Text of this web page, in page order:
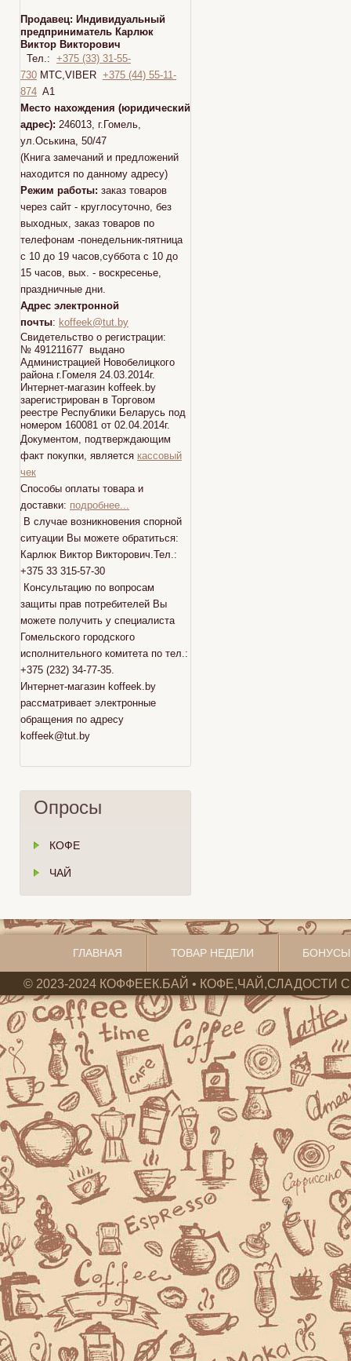
Продавец: Индивидуальный
предприниматель Карлюк
Виктор Викторович
Тел.: +375 (33) 31-55-
730 МТС,VIBER +375 (44) 55-11-
874 A1
Место нахождения (юридический
адрес): 246013, г.Гомель,
ул.Оськина, 50/47
(Книга замечаний и предложений
находится по данному адресу)
Режим работы: заказ товаров
через сайт - круглосуточно, без
выходных, заказ товаров по
телефонам -понедельник-пятница
с 10 до 19 часов,суббота с 10 до
15 часов, вых. - воскресенье,
праздничные дни.
Адрес электронной
почты: koffeek@tut.by
Свидетельство о регистрации:
№ 491211677 выдано
Администрацией Новобелицкого
района г.Гомеля 24.03.2014г.
Интернет-магазин koffeek.by
зарегистрирован в Торговом
реестре Республики Беларусь под
номером 160081 от 02.04.2014г.
Документом, подтверждающим
факт покупки, является кассовый
чек
Способы оплаты товара и
доставки: подробнее...
В случае возникновения спорной
ситуации Вы можете обратиться:
Карлюк Виктор Викторович.Тел.:
+375 33 315-57-30
Консультацию по вопросам
защиты прав потребителей Вы
можете получить у специалиста
Гомельского городского
исполнительного комитета по тел.:
+375 (232) 34-77-35.
Интернет-магазин koffeek.by
рассматривает электронные
обращения по адресу
koffeek@tut.by
Опросы
КОФЕ
ЧАЙ
ГЛАВНАЯ ТОВАР НЕДЕЛИ
© 2023-2024 КОФФЕЕК.БАЙ • КОФЕ,ЧАЙ,СЛАДОСТИ С